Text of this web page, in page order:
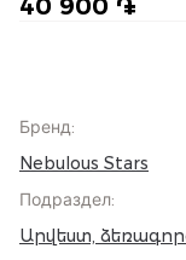
40 900 ֏
Бренд:
Nebulous Stars
Подраздел:
Արվեստ,